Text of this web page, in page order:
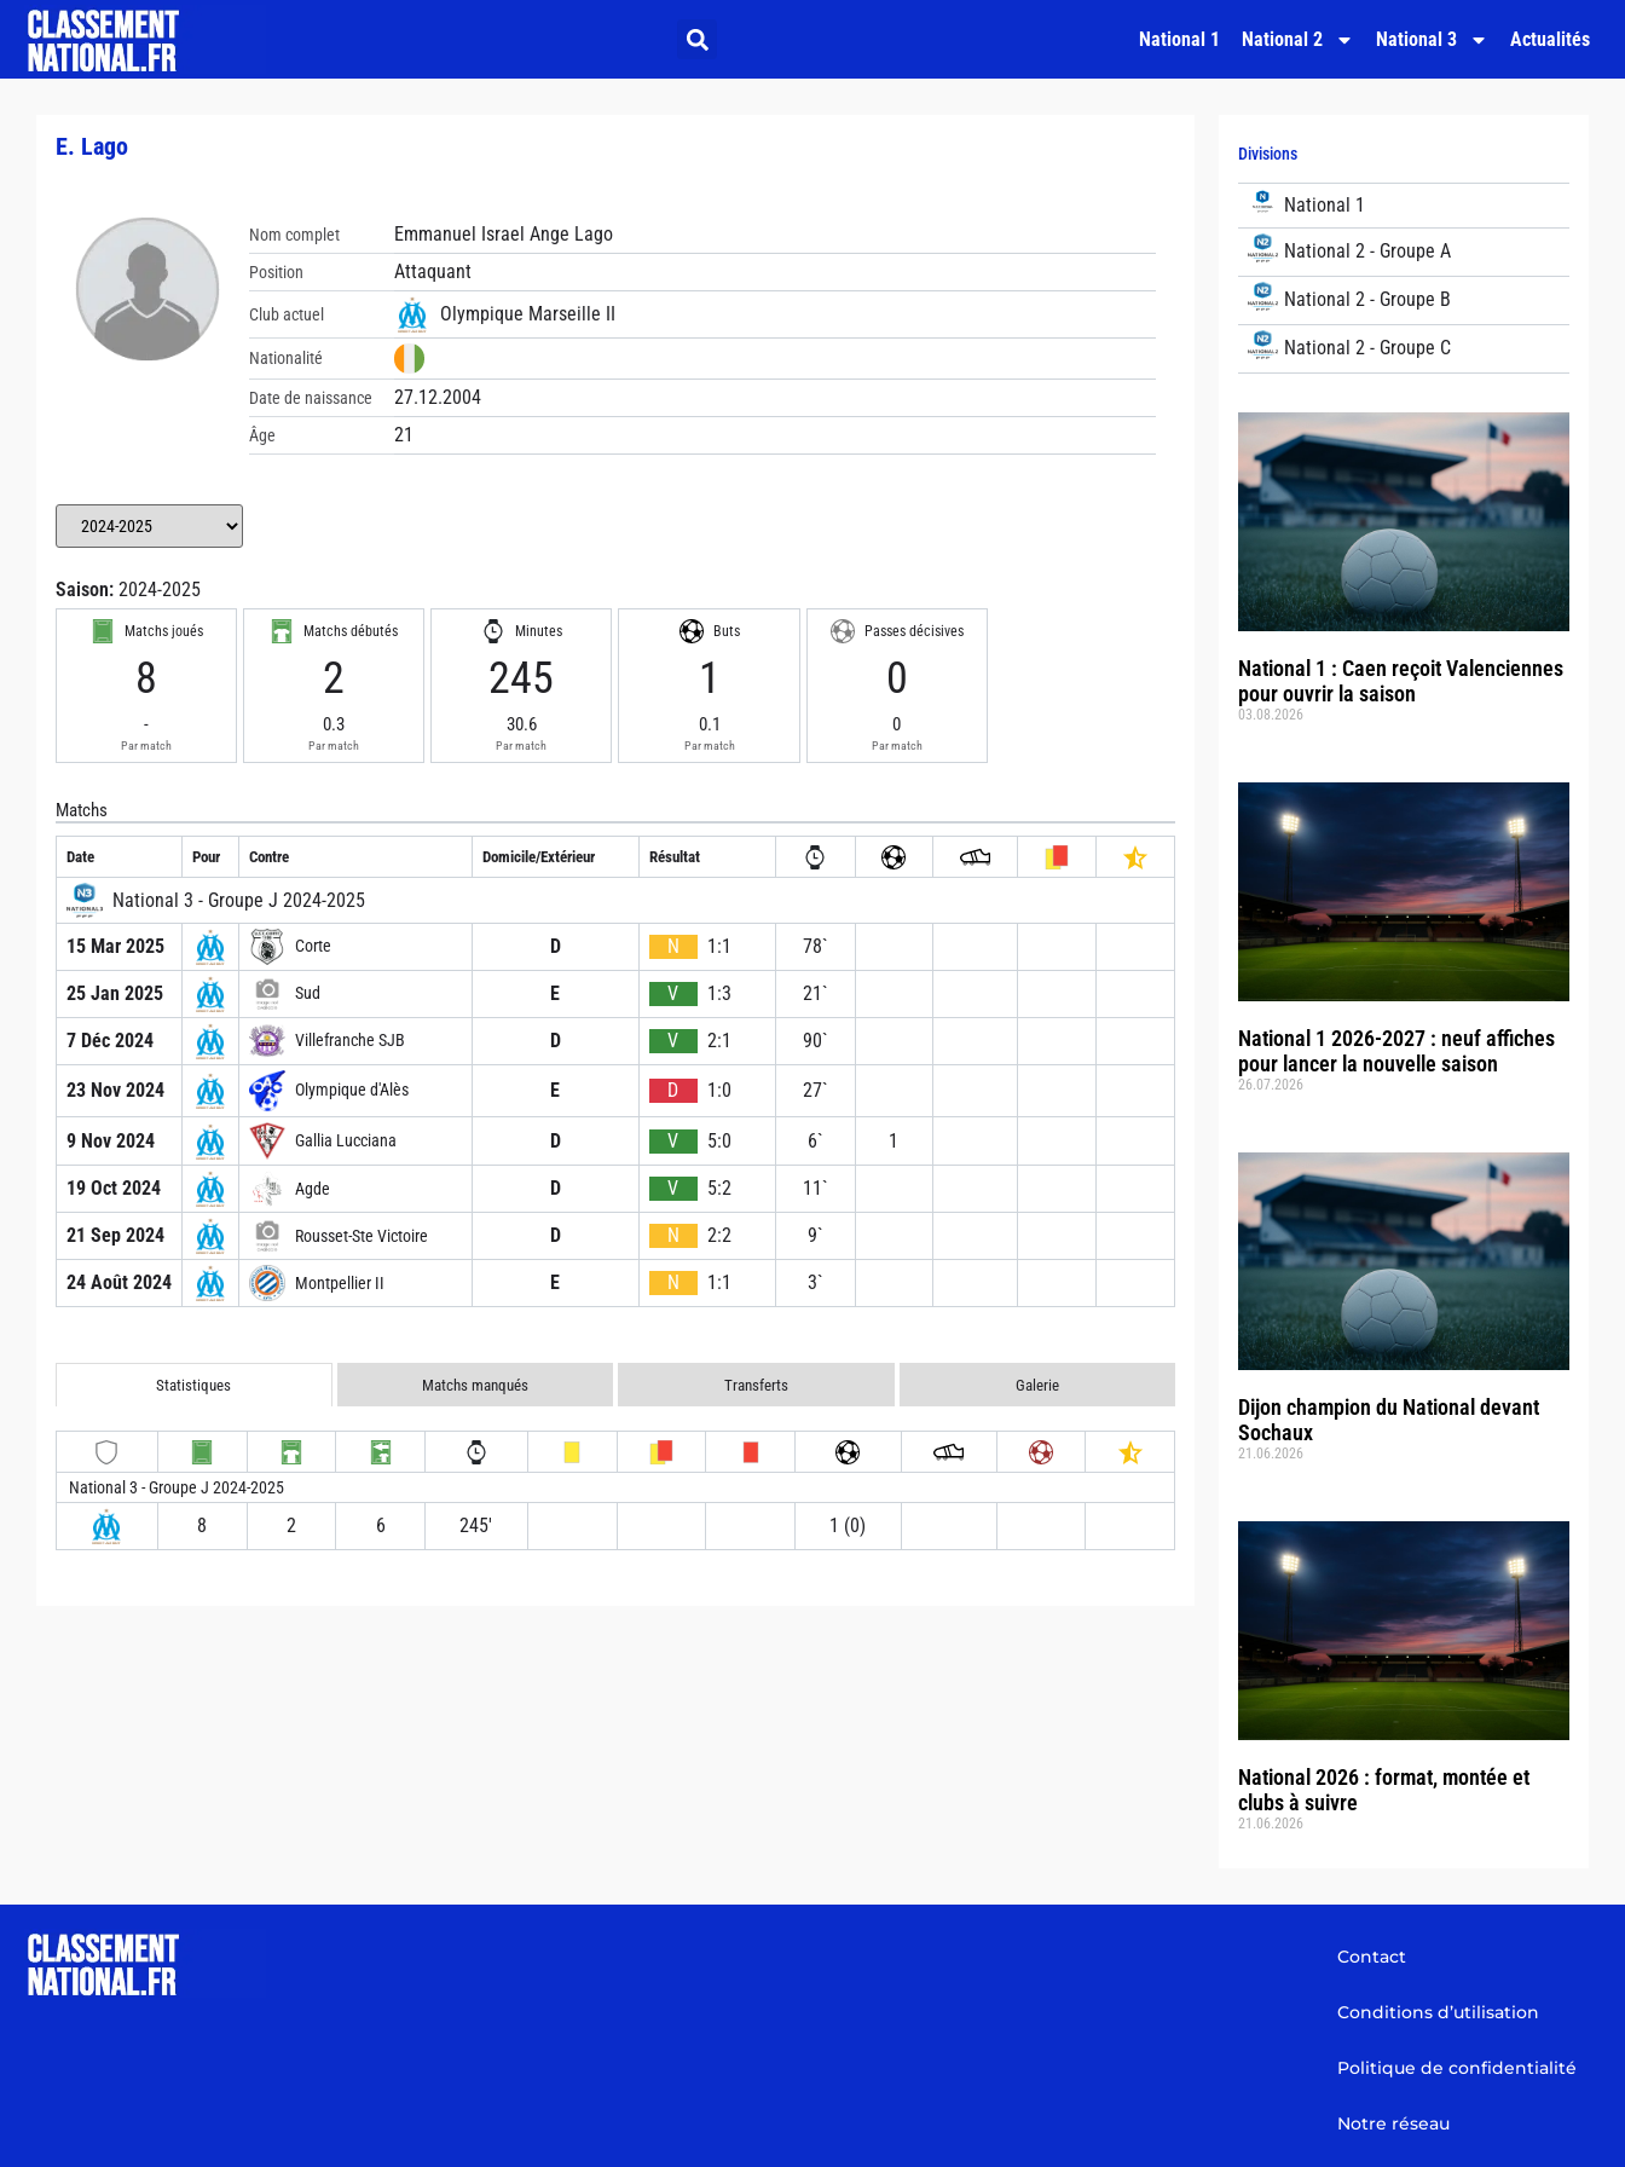
National 1 National 2 National 3 Actualités
Divisions
National 1
National 2 - Groupe A
National 2 - Groupe B
National 2 - Groupe C
National 1 : Caen reçoit Valenciennes
pour ouvrir la saison
03.08.2026
National 1 2026-2027 : neuf affiches
pour lancer la nouvelle saison
26.07.2026
Dijon champion du National devant
Sochaux
21.06.2026
National 2026 : format, montée et
clubs à suivre
21.06.2026
E. Lago
Nom complet Emmanuel Israel Ange Lago
Position Attaquant
Club actuel Olympique Marseille II
Nationalité
Date de naissance 27.12.2004
Âge 21
Saison: 2024-2025
Matchs joués
8
-
Par match
Matchs débutés
2
0.3
Par match
Minutes
245
30.6
Par match
Buts
1
0.1
Par match
Passes décisives
0
0
Par match
Matchs
Date Pour Contre Domicile/Extérieur Résultat
National 3 - Groupe J 2024-2025
15 Mar 2025
Corte D N 1:1 78`
25 Jan 2025 Sud E V 1:3 21`
7 Déc 2024 Villefranche SJB D V 2:1 90`
23 Nov 2024 Olympique d'Alès E D 1:0 27`
9 Nov 2024 Gallia Lucciana D V 5:0 6` 1
19 Oct 2024 Agde D V 5:2 11`
21 Sep 2024 Rousset-Ste Victoire D N 2:2 9`
24 Août 2024 Montpellier II E N 1:1 3`
Statistiques Matchs manqués Transferts Galerie
National 3 - Groupe J 2024-2025
8 2 6 245′ 1 (0)
Contact
Conditions d’utilisation
Politique de confidentialité
Notre réseau